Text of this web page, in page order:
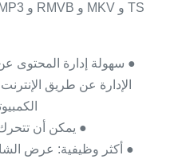
● سهولة إدارة المحتوى
الإدارة عن طريق
● يمكن أن
● أكثر وظيفية: عرض